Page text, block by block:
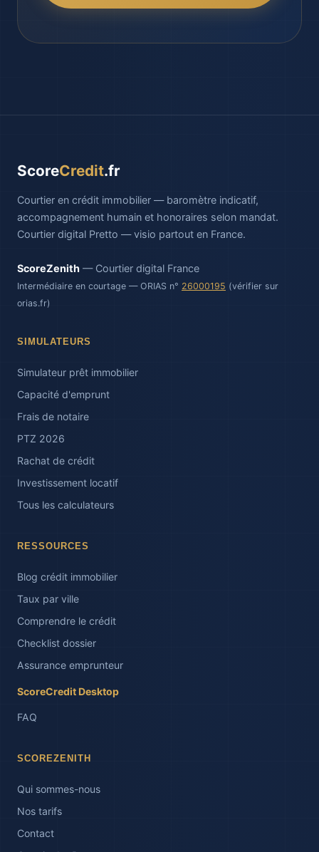
ScoreCredit.fr
Courtier en crédit immobilier — baromètre indicatif,
accompagnement humain et honoraires selon mandat.
Courtier digital Pretto — visio partout en France.
ScoreZenith — Courtier digital France
Intermédiaire en courtage — ORIAS n° 26000195 (vérifier sur
orias.fr)
SIMULATEURS
Simulateur prêt immobilier
Capacité d'emprunt
Frais de notaire
PTZ 2026
Rachat de crédit
Investissement locatif
Tous les calculateurs
RESSOURCES
Blog crédit immobilier
Taux par ville
Comprendre le crédit
Checklist dossier
Assurance emprunteur
ScoreCredit Desktop
FAQ
SCOREZENITH
Qui sommes-nous
Nos tarifs
Contact